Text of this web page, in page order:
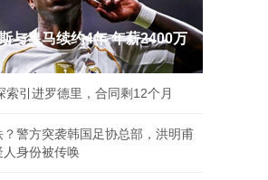
与皇马续约4年 年薪2400万
索引进罗德里，合同剩12个月
？警方突袭韩国足协总部，洪明甫
人身份被传唤